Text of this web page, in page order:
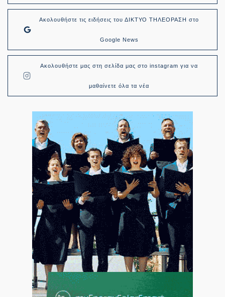
Ακολουθήστε τις ειδήσεις του ΔΙΚΤΥΟ ΤΗΛΕΟΡΑΣΗ στο
Google News
Ακολουθήστε μας στη σελίδα μας στο instagram για να
μαθαίνετε όλα τα νέα